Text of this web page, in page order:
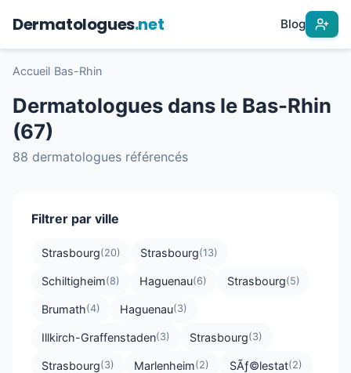
Dermatologues.net Blog
Accueil Bas-Rhin
Dermatologues dans le Bas-Rhin
(67)
88 dermatologues référencés
Filtrer par ville
Strasbourg(20) Strasbourg(13)
Schiltigheim(8) Haguenau(6) Strasbourg(5)
Brumath(4) Haguenau(3)
Illkirch-Graffenstaden(3) Strasbourg(3)
Strasbourg(3) Marlenheim(2) SÃƒ©lestat(2)